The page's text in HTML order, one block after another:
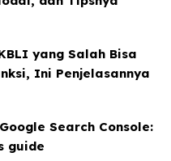
yang Salah Bisa
Ini Penjelasannya
Search Console:
guide